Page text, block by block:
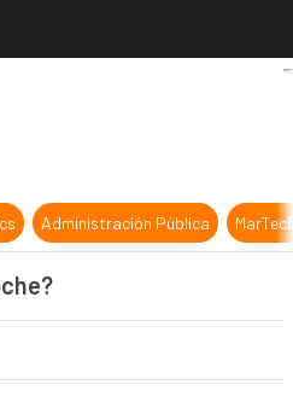
conduce mi coche?
Administración Pública